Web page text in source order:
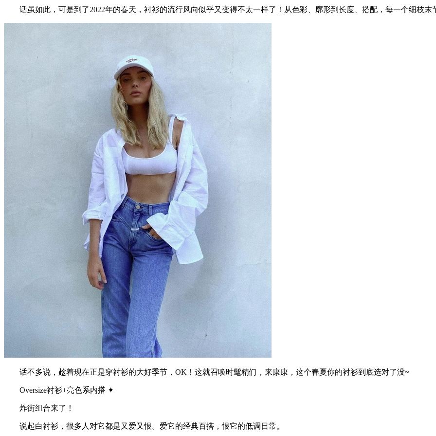
话虽如此，可是到了2022年的春天，衬衫的流行风向似乎又变得不太一样了！从色彩、廓形到长度、搭配，每一个细枝末
话不多说，趁着现在正是穿衬衫的大好季节，OK！这就召唤时髦精们，来康康，这个春夏你的衬衫到底选对了没~
Oversize衬衫+亮色系内搭 ✦
炸街组合来了！
说起白衬衫，很多人对它都是又爱又恨。爱它的经典百搭，恨它的低调日常。